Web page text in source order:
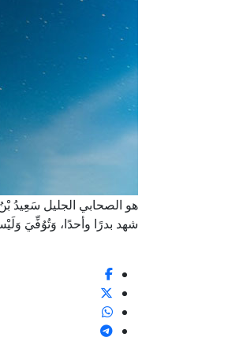
هو الصحابي الجليل سَعِيدُ
شهد بدرًا وأحدًا، وَتُوُفِّيَ